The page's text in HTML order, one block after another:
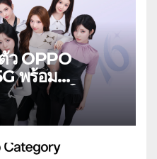
ว OPPO
พร้อม
ใน
ชวนสัมผัส
พมุมกว้างพิเศษที่
4 สี 4 เทรนดี้